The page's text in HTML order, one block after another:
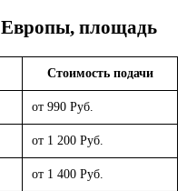
Европы, площадь
Стоимость подачи
от 990 Руб.
от 1 200 Руб.
от 1 400 Руб.